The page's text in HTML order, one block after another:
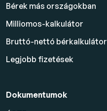
Bérek más országokban
Milliomos-kalkulátor
Bruttó-nettó bérkalkulátor
Legjobb fizetések
Dokumentumok